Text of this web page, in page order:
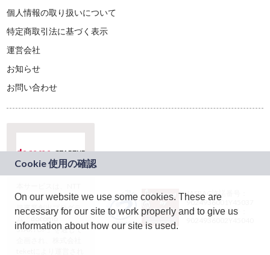
個人情報の取り扱いについて
特定商取引法に基づく表示
運営会社
お知らせ
お問い合わせ
ドコモグループの新
規事業創出プログラ
ム「docomo
STARTUP」を通じて
JASRAC許諾番号：
9024936001Y45037
JASRAC許諾番号：
On our website we use some cookies. These are
necessary for our site to work properly and to give us
information about how our site is used.